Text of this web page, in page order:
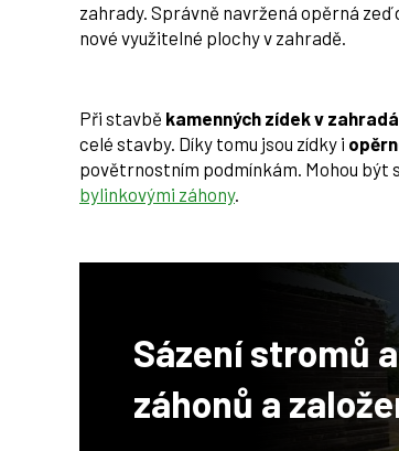
zahrady. Správně navržená opěrná zeď
nové využitelné plochy v zahradě.
Při stavbě kamenných zídek v
celé stavby. Díky tomu jsou zídky i
povětrnostním podmínkám. Mohou být
bylinkovými záhony.
Sázení stromů
záhonů a